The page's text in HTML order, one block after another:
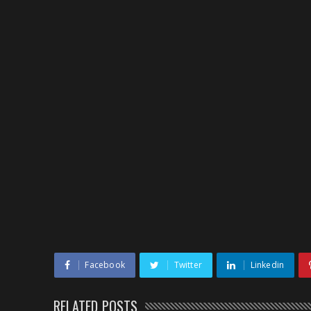
Facebook Twitter Linkedin
RELATED POSTS